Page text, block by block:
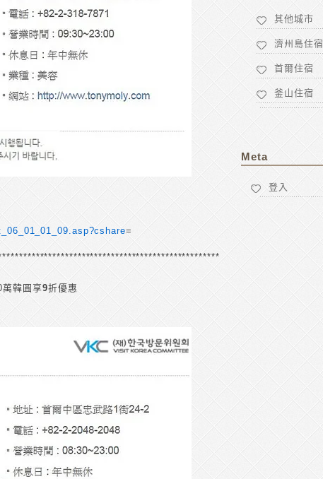
=
萬韓圓享9折優惠
其他城市
濟州島住宿
首爾住宿
釜山住宿
Meta
登入